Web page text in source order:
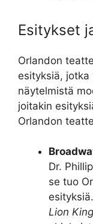
Esitykset
Orlandon
esityksiä,
näytelmistä
joitakin
Orlandon
Dr.
se tuo
Lion King